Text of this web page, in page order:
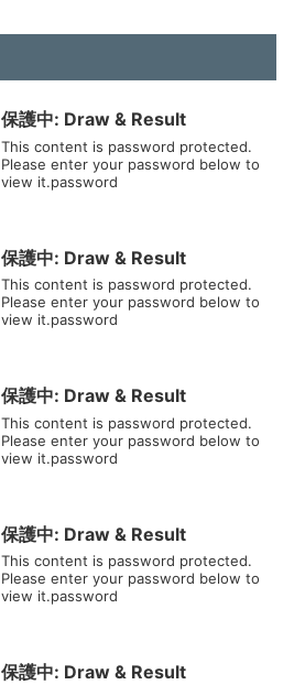
保護中: Draw & Result
This content is password protected.
Please enter your password below to
view it.password
保護中: Draw & Result
This content is password protected.
Please enter your password below to
view it.password
保護中: Draw & Result
This content is password protected.
Please enter your password below to
view it.password
保護中: Draw & Result
This content is password protected.
Please enter your password below to
view it.password
保護中: Draw & Result